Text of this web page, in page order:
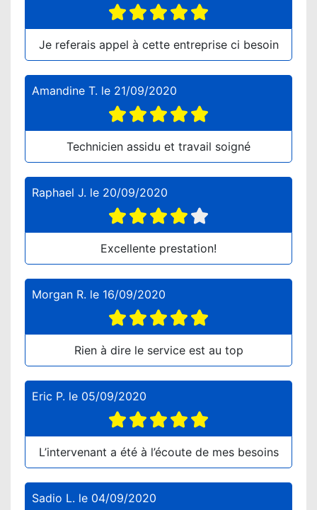
Je referais appel à cette entreprise ci besoin
Amandine T. le 21/09/2020
Technicien assidu et travail soigné
Raphael J. le 20/09/2020
Excellente prestation!
Morgan R. le 16/09/2020
Rien à dire le service est au top
Eric P. le 05/09/2020
L’intervenant a été à l’écoute de mes besoins
Sadio L. le 04/09/2020